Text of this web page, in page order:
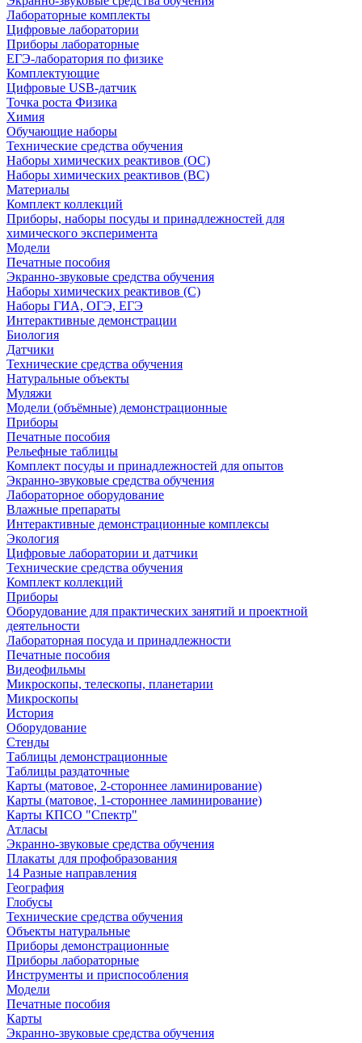
Лабораторные комплекты
Цифровые лаборатории
Приборы лабораторные
ЕГЭ-лаборатория по физике
Комплектующие
Цифровые USB-датчик
Точка роста Физика
Химия
Обучающие наборы
Технические средства обучения
Наборы химических реактивов (ОС)
Наборы химических реактивов (ВС)
Материалы
Комплект коллекций
Приборы, наборы посуды и принадлежностей для
химического эксперимента
Модели
Печатные пособия
Экранно-звуковые средства обучения
Наборы химических реактивов (С)
Наборы ГИА, ОГЭ, ЕГЭ
Интерактивные демонстрации
Биология
Датчики
Технические средства обучения
Натуральные объекты
Муляжи
Модели (объёмные) демонстрационные
Приборы
Печатные пособия
Рельефные таблицы
Комплект посуды и принадлежностей для опытов
Экранно-звуковые средства обучения
Лабораторное оборудование
Влажные препараты
Интерактивные демонстрационные комплексы
Экология
Цифровые лаборатории и датчики
Технические средства обучения
Комплект коллекций
Приборы
Оборудование для практических занятий и проектной
деятельности
Лабораторная посуда и принадлежности
Печатные пособия
Видеофильмы
Микроскопы, телескопы, планетарии
Микроскопы
История
Оборудование
Стенды
Таблицы демонстрационные
Таблицы раздаточные
Карты (матовое, 2-стороннее ламинирование)
Карты (матовое, 1-стороннее ламинирование)
Карты КПСО "Спектр"
Атласы
Экранно-звуковые средства обучения
Плакаты для профобразования
14 Разные направления
География
Глобусы
Технические средства обучения
Объекты натуральные
Приборы демонстрационные
Приборы лабораторные
Инструменты и приспособления
Модели
Печатные пособия
Карты
Экранно-звуковые средства обучения